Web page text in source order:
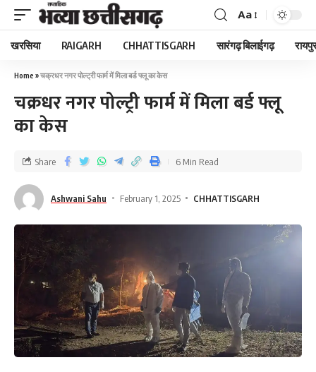
Aa
खरसिया RAIGARH CHHATTISGARH सारंगढ़ बिलाईगढ़
Home »चक्रधर नगर पोल्ट्री फार्म में मिला बर्ड फ्लू का केस
चक्रधर नगर पोल्ट्री फार्म में मिला बर्ड फ्लू
का केस
Ashwani Sahu February 1, 2025 CHHATTISGARH
Share 6 Min Read